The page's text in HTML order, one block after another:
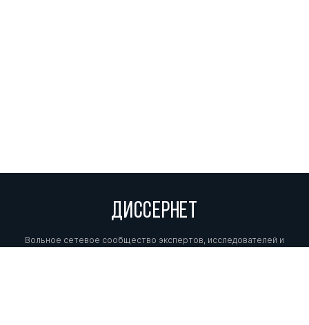
ДИССЕРНЕТ
Вольное сетевое сообщество экспертов, исследователей и
репортеров, посвящающих свой труд разоблачениям мошенников,